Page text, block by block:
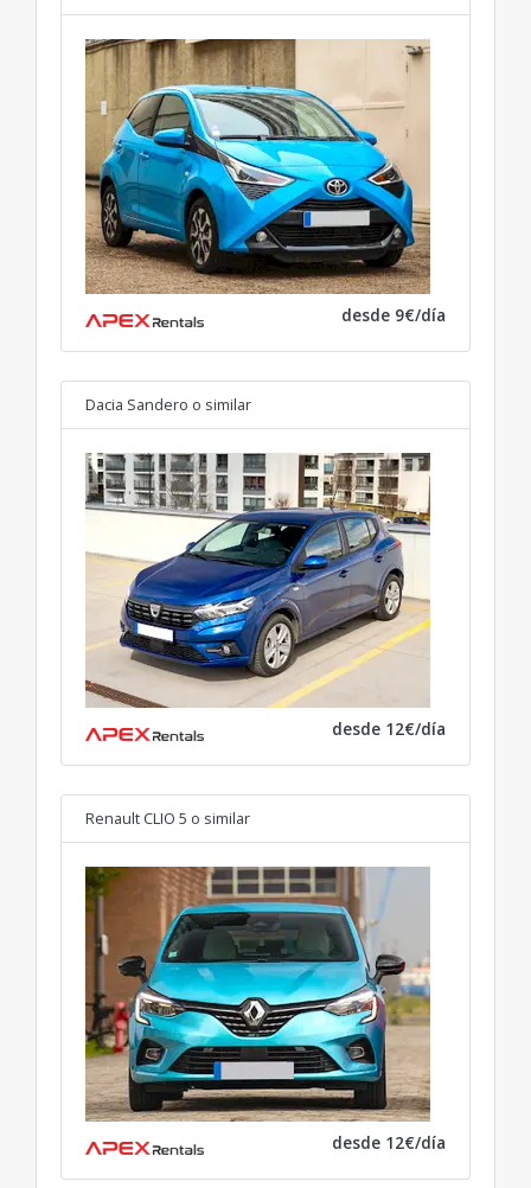
desde 9€/día
Dacia Sandero o similar
desde 12€/día
Renault CLIO 5 o similar
desde 12€/día